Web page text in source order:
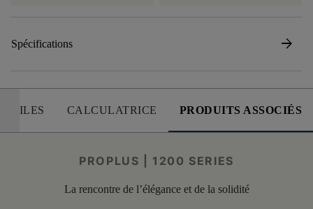
Spécifications arrow_forward
CALCULATRICE PRODUITS ASSOCIÉS
PROPLUS | 1200 SERIES
La rencontre de l’élégance et de la solidité